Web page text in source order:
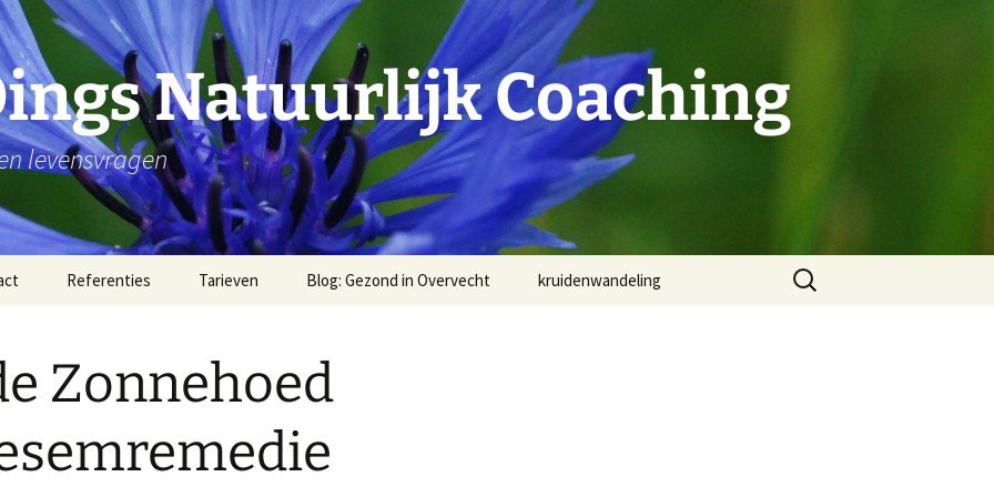
Natuurlijk Coaching
levensvragen
Referenties Tarieven Blog: Gezond in Overvecht
wandelen
kruidenwandeling
Zoeken
naar:
Zonnehoed